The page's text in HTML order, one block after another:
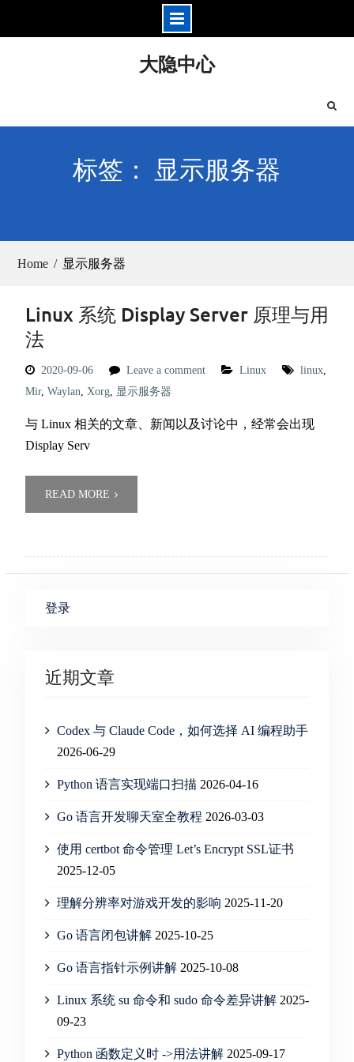
大隐中心
标签： 显示服务器
Home 显示服务器
Linux 系统 Display Server 原理与用
法
2020-09-06 Leave a comment Linux linux,
Mir, Waylan, Xorg, 显示服务器
与 Linux 相关的文章、新闻以及讨论中，经常会出现
Display Serv
READ MORE
登录
近期文章
Codex 与 Claude Code，如何选择 AI 编程助手
2026-06-29
Python 语言实现端口扫描 2026-04-16
Go 语言开发聊天室全教程 2026-03-03
使用 certbot 命令管理 Let’s Encrypt SSL证书
2025-12-05
理解分辨率对游戏开发的影响 2025-11-20
Go 语言闭包讲解 2025-10-25
Go 语言指针示例讲解 2025-10-08
Linux 系统 su 命令和 sudo 命令差异讲解 2025-
09-23
Python 函数定义时 ->用法讲解 2025-09-17